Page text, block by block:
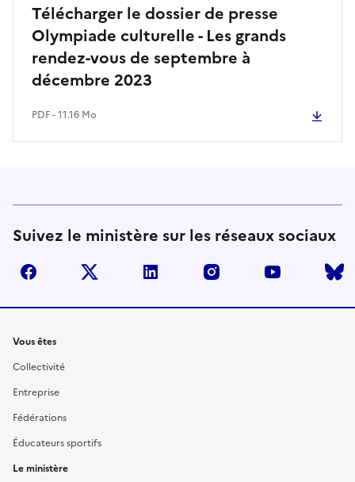
Télécharger le dossier de presse
Olympiade culturelle - Les grands
rendez-vous de septembre à
décembre 2023
PDF - 11.16 Mo
Suivez le ministère sur les réseaux sociaux
facebook twitter linkedin instagram youtube
Liens
Vous êtes
Collectivité
Entreprise
Fédérations
Éducateurs sportifs
Le ministère